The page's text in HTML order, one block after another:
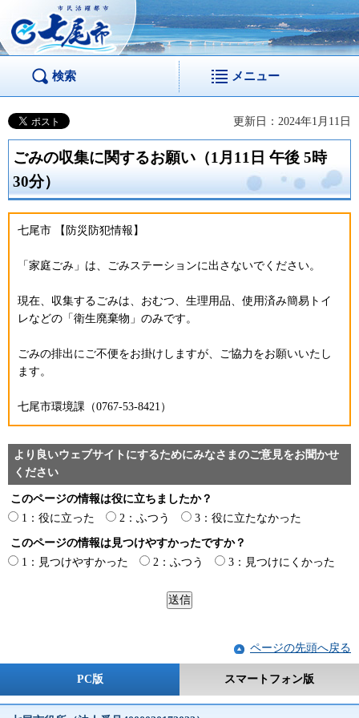
市民活躍都市 七尾
市
検索 メニュー
更新日：2024年1月11日
ごみの収集に関するお願い（1月11日 午後 5時
30分）
七尾市 【防災防犯情報】
「家庭ごみ」は、ごみステーションに出さないでください。
現在、収集するごみは、おむつ、生理用品、使用済み簡易トイ
レなどの「衛生廃棄物」のみです。
ごみの排出にご不便をお掛けしますが、ご協力をお願いいたし
ます。
七尾市環境課（0767-53-8421）
より良いウェブサイトにするためにみなさまのご意見をお聞かせ
ください
このページの情報は役に立ちましたか？
1：役に立った
2：ふつう 3：役に立たなかった
このページの情報は見つけやすかったですか？
1：見つけやすかった
2：ふつう 3：見つけにくかった
ページの先頭へ戻る
PC版 スマートフォン版